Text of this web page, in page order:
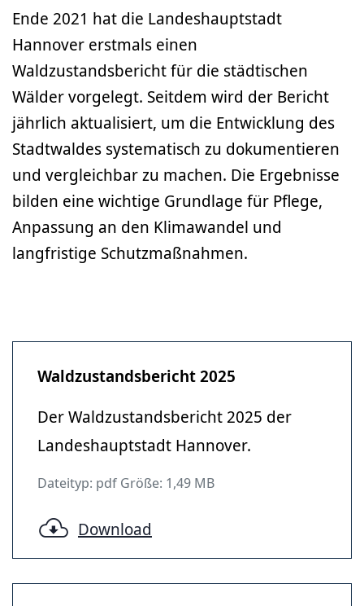
Ende 2021 hat die Landeshauptstadt
Hannover erstmals einen
Waldzustandsbericht für die städtischen
Wälder vorgelegt. Seitdem wird der Bericht
jährlich aktualisiert, um die Entwicklung des
Stadtwaldes systematisch zu dokumentieren
und vergleichbar zu machen. Die Ergebnisse
bilden eine wichtige Grundlage für Pflege,
Anpassung an den Klimawandel und
langfristige Schutzmaßnahmen.
Waldzustandsbericht 2025
Der Waldzustandsbericht 2025 der
Landeshauptstadt Hannover.
Dateityp: pdf Größe: 1,49 MB
Download